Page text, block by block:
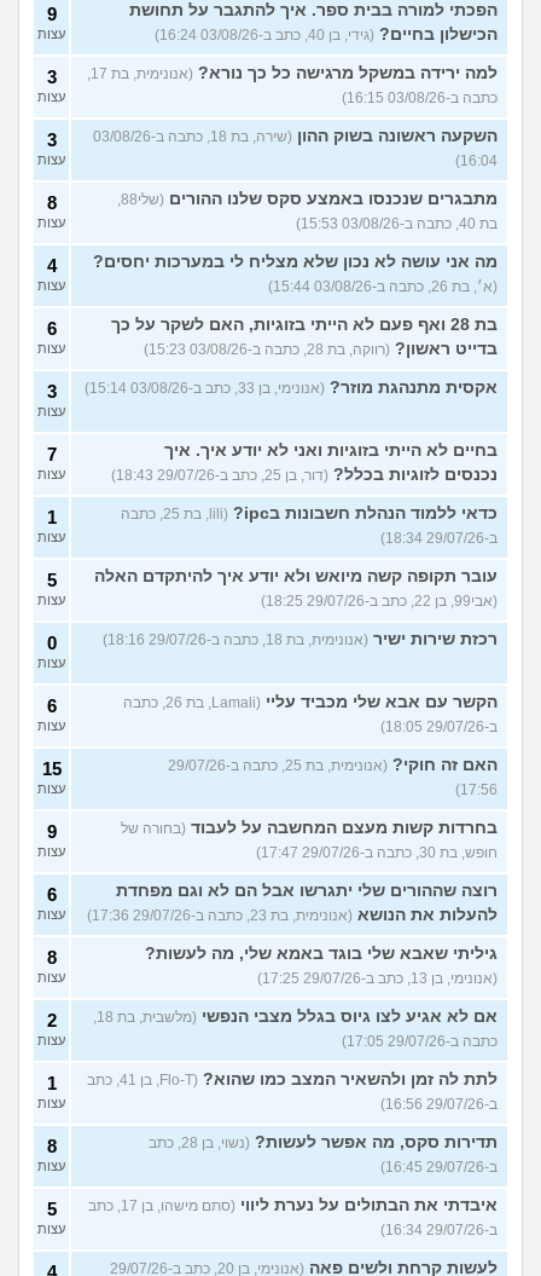
הפכתי למורה בבית ספר. איך להתגבר על תחושת
הכישלון בחיים? (גידי, בן 40, כתב ב-03/08/26 16:24)
9
עצות
למה ירידה במשקל מרגישה כל כך נורא?
(אנונימית, בת 17,
כתבה ב-03/08/26 16:15)
3
עצות
השקעה ראשונה בשוק ההון
(שירה, בת 18, כתבה ב-03/08/26
16:04)
3
עצות
מתבגרים שנכנסו באמצע סקס שלנו ההורים
(שלי88,
בת 40, כתבה ב-03/08/26 15:53)
8
עצות
מה אני עושה לא נכון שלא מצליח לי במערכות יחסים?
(א׳, בת 26, כתבה ב-03/08/26 15:44)
4
עצות
בת 28 ואף פעם לא הייתי בזוגיות, האם לשקר על כך
בדייט ראשון? (רווקה, בת 28, כתבה ב-03/08/26 15:23)
6
עצות
אקסית מתנהגת מוזר? (אנונימי, בן 33, כתב ב-03/08/26 15:14) 3
עצות
בחיים לא הייתי בזוגיות ואני לא יודע איך. איך
נכנסים לזוגיות בכלל? (דור, בן 25, כתב ב-29/07/26 18:43)
7
עצות
כדאי ללמוד הנהלת חשבונות בipc?
(lili, בת 25, כתבה
ב-29/07/26 18:34)
1
עצות
עובר תקופה קשה מיואש ולא יודע איך להיתקדם האלה
(אבי99, בן 22, כתב ב-29/07/26 18:25)
5
עצות
רכזת שירות ישיר (אנונימית, בת 18, כתבה ב-29/07/26 18:16) 0
עצות
הקשר עם אבא שלי מכביד עליי
(Lamali, בת 26, כתבה
ב-29/07/26 18:05)
6
עצות
האם זה חוקי?
(אנונימית, בת 25, כתבה ב-29/07/26
17:56)
15
עצות
בחרדות קשות מעצם המחשבה על לעבוד (בחורה של
חופש, בת 30, כתבה ב-29/07/26 17:47)
9
עצות
רוצה שההורים שלי יתגרשו אבל הם לא וגם מפחדת
להעלות את הנושא (אנונימית, בת 23, כתבה ב-29/07/26 17:36)
6
עצות
גיליתי שאבא שלי בוגד באמא שלי, מה לעשות?
(אנונימי, בן 13, כתב ב-29/07/26 17:25)
8
עצות
אם לא אגיע לצו גיוס בגלל מצבי הנפשי
(מלשבית, בת 18,
כתבה ב-29/07/26 17:05)
2
עצות
לתת לה זמן ולהשאיר המצב כמו שהוא?
(Flo-T, בן 41, כתב
ב-29/07/26 16:56)
1
עצות
תדירות סקס, מה אפשר לעשות?
(נשוי, בן 28, כתב
ב-29/07/26 16:45)
8
עצות
איבדתי את הבתולים על נערת ליווי
(סתם מישהו, בן 17, כתב
ב-29/07/26 16:34)
5
עצות
לעשות קרחת ולשים פאה (אנונימי, בן 20, כתב ב-29/07/26